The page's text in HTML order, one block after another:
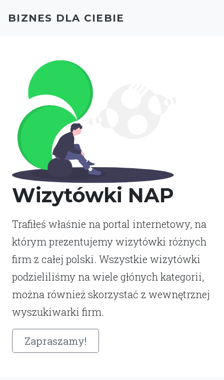
Wizytówki NAP
Trafiłeś właśnie na portal internetowy, na
którym prezentujemy wizytówki różnych
firm z całej polski. Wszystkie wizytówki
podzieliliśmy na wiele głónych kategorii,
można również skorzystać z wewnętrznej
wyszukiwarki firm.
Zapraszamy!
BIZNES DLA CIEBIE